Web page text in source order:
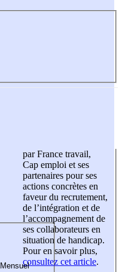
par France travail,
Cap emploi et ses
partenaires pour ses
actions concrètes en
faveur du recrutement,
de l’intégration et de
l’accompagnement de
ses collaborateurs en
situation de handicap.
Pour en savoir plus,
consultez cet article.